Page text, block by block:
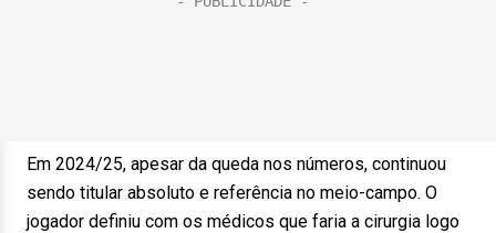
Em 2024/25, apesar da queda nos números, continuou
sendo titular absoluto e referência no meio-campo. O
jogador definiu com os médicos que faria a cirurgia logo